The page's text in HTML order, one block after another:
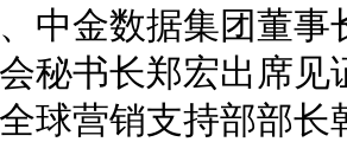
中金数据集团董
秘书长郑宏出席
球营销支持部部